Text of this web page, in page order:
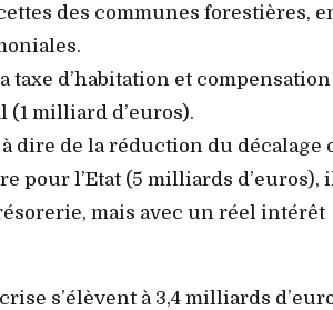
des communes forestières,
taxe d’habitation et compensation
(1 milliard d’euros).
dire de la réduction du décalage
pour l’Etat (5 milliards d’euros),
mais avec un réel intérêt
s’élèvent à 3,4 milliards